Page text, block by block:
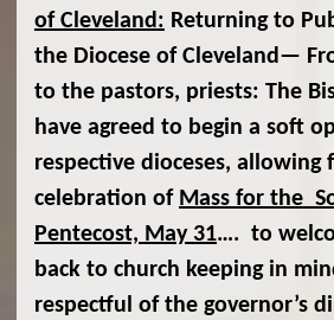
of Cleveland: Returning to
the Diocese of Cleveland—
to the pastors, priests: The
have agreed to begin a soft
respective dioceses, allowing
celebration of Mass for the
Pentecost, May 31…. to
back to church keeping in
respectful of the governor’s